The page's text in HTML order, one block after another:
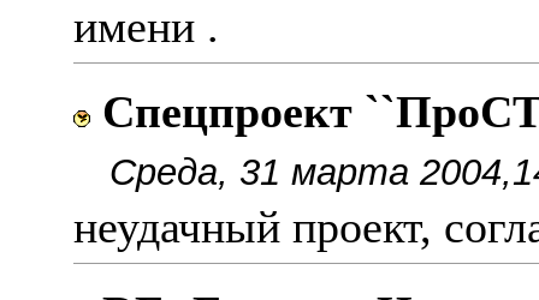
имени .
Спецпроект
Среда, 31 марта
неудачный проект,